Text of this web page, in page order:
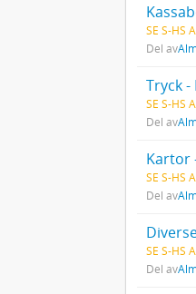
SE S-HS
Del av
Tryck
SE S-HS
Del av
Kartor
SE S-HS
Del av
SE S-HS
Del av